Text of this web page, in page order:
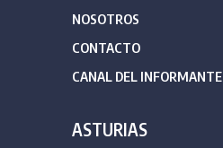
NOSOTROS
CONTACTO
CANAL DEL INFORMANTE
ASTURIAS